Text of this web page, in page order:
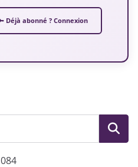
Déjà abonné ? Connexion